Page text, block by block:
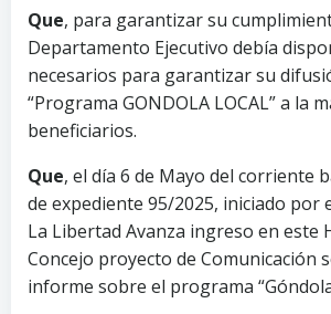
Que, para garantizar su
Departamento Ejecutivo debía
necesarios para garantizar su
“Programa GONDOLA LOCAL” a la
beneficiarios.
Que, el día 6 de Mayo del corriente
de expediente 95/2025, iniciado por
La Libertad Avanza ingreso en este
Concejo proyecto de Comunicación
informe sobre el programa